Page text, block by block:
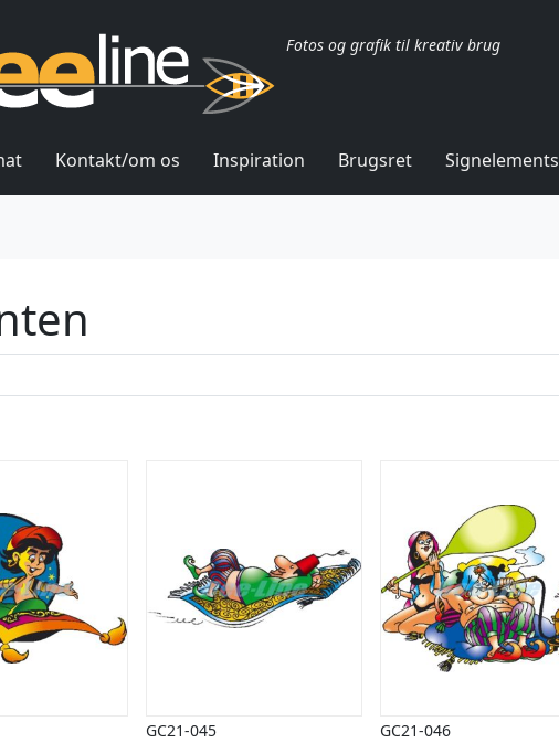
Fotos og grafik til kreativ brug
Kontakt/om os Inspiration Brugsret Signelements
GC21-045 GC21-046